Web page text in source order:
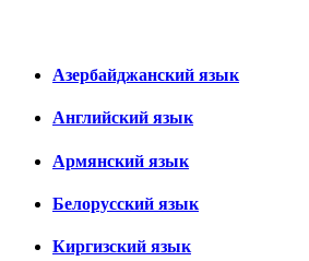
Азербайджанский язык
Английский язык
Армянский язык
Белорусский язык
Киргизский язык